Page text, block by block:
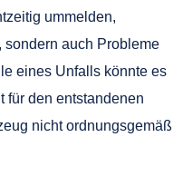
ummelden,
auch Probleme
eines Unfalls könnte es
für den entstandenen
nicht ordnungsgemäß